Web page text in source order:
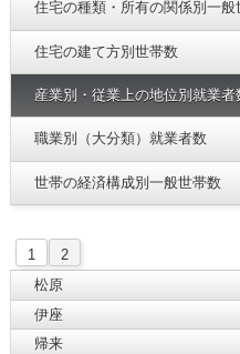
住宅の種類・所有の関係別一般
住宅の建て方別世帯数
産業別・従業上の地位別就業者
職業別（大分類）就業者数
世帯の経済構成別一般世帯数
1
2
松原
伊座
帰来